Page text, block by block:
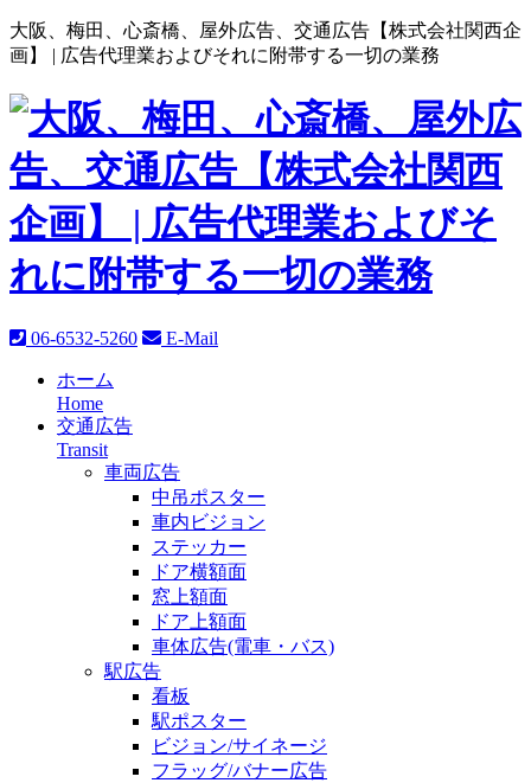
大阪、梅田、心斎橋、屋外広告、交通広告【株式会社関西企
画】 | 広告代理業およびそれに附帯する一切の業務
06-6532-5260 E-Mail
ホーム
Home
交通広告
Transit
車両広告
中吊ポスター
車内ビジョン
ステッカー
ドア横額面
窓上額面
ドア上額面
車体広告(電車・バス)
駅広告
看板
駅ポスター
ビジョン/サイネージ
フラッグ/バナー広告